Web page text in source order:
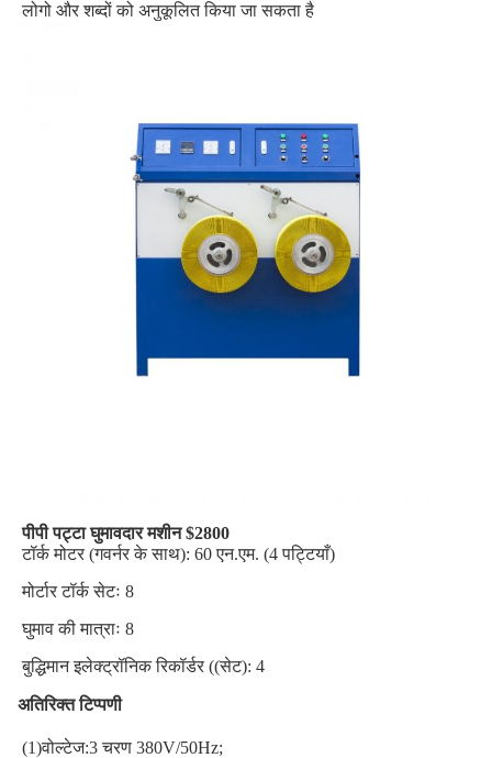
लोगो और शब्दों को अनुकूलित किया जा सकता है
पीपी पट्टा घुमावदार मशीन $2800
टॉर्क मोटर (गवर्नर के साथ): 60 एन.एम. (4 पट्टियाँ)
मोर्टार टॉर्क सेटः 8
घुमाव की मात्राः 8
बुद्धिमान इलेक्ट्रॉनिक रिकॉर्डर ((सेट): 4
अतिरिक्त टिप्पणी
(1)वोल्टेज:3 चरण 380V/50Hz;